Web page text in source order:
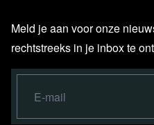
Meld je aan voor onze
rechtstreeks in je inbox te